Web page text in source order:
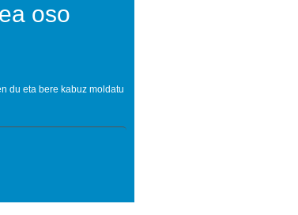
oso
du eta bere kabuz moldatu